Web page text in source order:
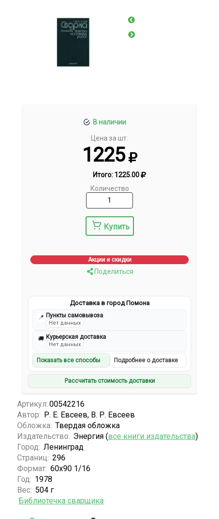
В наличии
Цена за шт.
1225
Итого: 1225.00
Количество
Купить
Акции и скидки
Поделиться
Доставка в город Помона
📍 Пункты самовывоза
Нет данных
🚚 Курьерская доставка
Нет данных
Показать все способы Подробнее о доставке
Рассчитать стоимость доставки
Артикул: 00542216
Автор: Р. Е. Евсеев, В. Р. Евсеев
Обложка: Твердая обложка
Издательство: Энергия (все книги издательства)
Город: Ленинград
Страниц: 296
Формат: 60х90 1/16
Год: 1978
Вес: 504 г
Библиотечка сварщика